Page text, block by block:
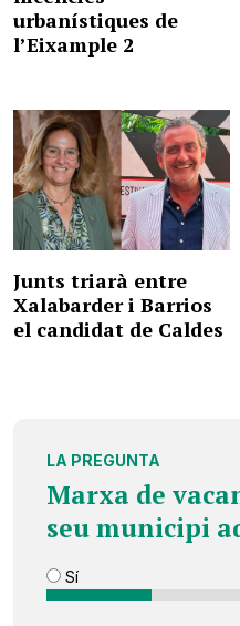
urbanístiques de
l’Eixample 2
Junts triarà entre
Xalabarder i Barrios
el candidat de Caldes
LA PREGUNTA
Marxa de
seu municipi
Sí